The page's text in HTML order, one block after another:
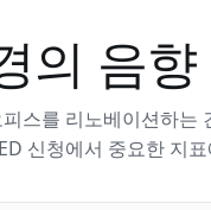
의 음향
스를 리노베이션하
신청에서 중요한 지